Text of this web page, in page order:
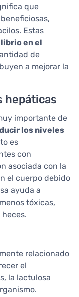
que
Estas
en el
de
a mejorar la
hepáticas
importante de
los niveles
es
con
asociada con la
el cuerpo debido
ayuda a
tóxicas,
heces.
relacionado
el
la lactulosa